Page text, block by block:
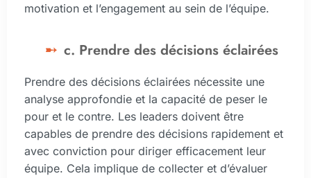
motivation et l’engagement au sein de l’équipe.
c. Prendre des décisions éclairées
Prendre des décisions éclairées nécessite une
analyse approfondie et la capacité de peser le
pour et le contre. Les leaders doivent être
capables de prendre des décisions rapidement et
avec conviction pour diriger efficacement leur
équipe. Cela implique de collecter et d’évaluer